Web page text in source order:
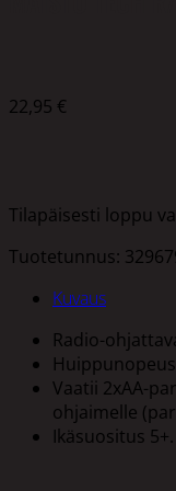
22,95 €
Tilapäisesti loppu
Tuotetunnus:
Kuvaus
Radio-
Vaatii 2xAA-
ohjaimelle
Ikäsuositus 5+.